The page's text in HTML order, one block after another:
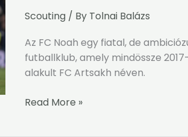
Scouting/ By Tolnai Balázs
Az FC Noah egy fiatal, de
futballklub, amely mindössze
alakult FC Artsakh néven.
ellenfelét
–
FC
Noah
Read More »